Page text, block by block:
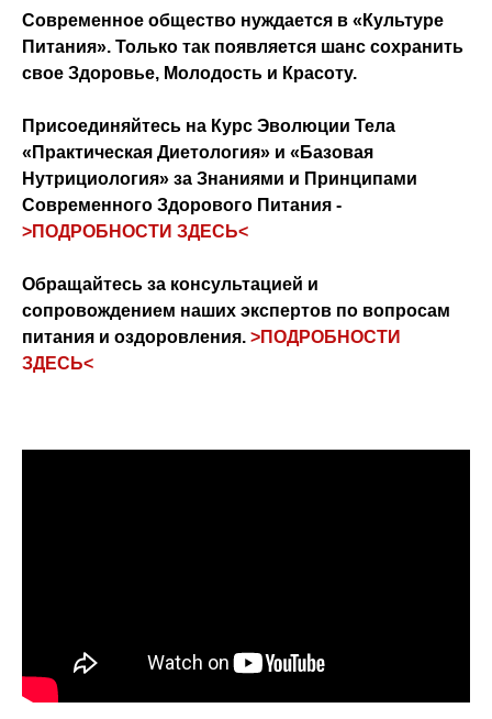
Современное общество нуждается в «Культуре
Питания». Только так появляется шанс сохранить
свое Здоровье, Молодость и Красоту.
Присоединяйтесь на Курс Эволюции Тела
«Практическая Диетология» и «Базовая
Нутрициология» за Знаниями и Принципами
Современного Здорового Питания -
>ПОДРОБНОСТИ ЗДЕСЬ<
Обращайтесь за консультацией и
сопровождением наших экспертов по вопросам
питания и оздоровления. >ПОДРОБНОСТИ
ЗДЕСЬ<